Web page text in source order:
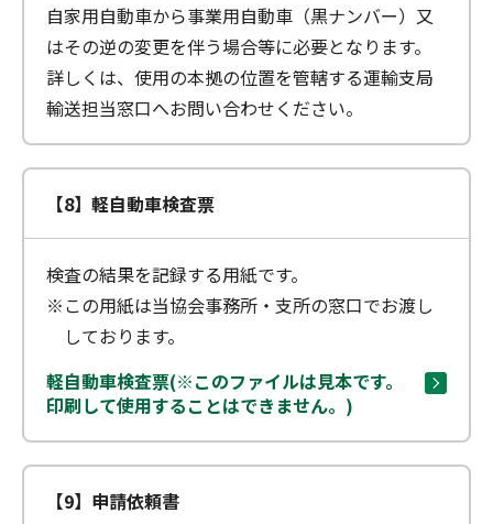
自家用自動車から事業用自動車（黒ナンバー）又
はその逆の変更を伴う場合等に必要となります。
詳しくは、使用の本拠の位置を管轄する運輸支局
輸送担当窓口へお問い合わせください。
【8】軽自動車検査票
検査の結果を記録する用紙です。
※この用紙は当協会事務所・支所の窓口でお渡し
しております。
軽自動車検査票(※このファイルは見本です。
印刷して使用することはできません。)
【9】申請依頼書